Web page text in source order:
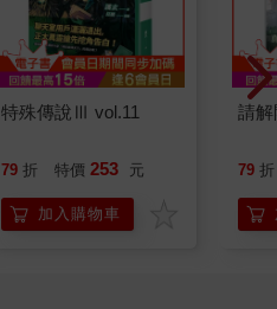
特殊傳說Ⅲ vol.11
79 折 特價 253 元
加入購物車
請解
79 折